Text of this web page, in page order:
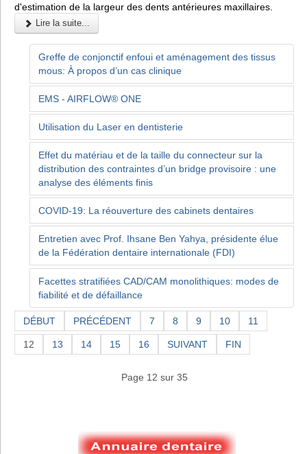
d'estimation de la largeur des dents antérieures maxillaires.
Lire la suite...
Greffe de conjonctif enfoui et aménagement des tissus
mous: À propos d’un cas clinique
EMS - AIRFLOW® ONE
Utilisation du Laser en dentisterie
Effet du matériau et de la taille du connecteur sur la
distribution des contraintes d’un bridge provisoire : une
analyse des éléments finis
COVID-19: La réouverture des cabinets dentaires
Entretien avec Prof. Ihsane Ben Yahya, présidente élue
de la Fédération dentaire internationale (FDI)
Facettes stratifiées CAD/CAM monolithiques: modes de
fiabilité et de défaillance
DÉBUT PRÉCÉDENT 7 8 9 10 11
12 13 14 15 16 SUIVANT FIN
Page 12 sur 35